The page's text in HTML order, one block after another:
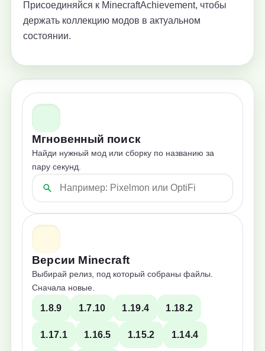
Присоединяйся к MinecraftAchievement, чтобы
держать коллекцию модов в актуальном
состоянии.
Мгновенный поиск
Найди нужный мод или сборку по названию за
пару секунд.
Версии Minecraft
Выбирай релиз, под который собраны файлы.
Сначала новые.
1.8.9 1.7.10 1.19.4 1.18.2
1.17.1 1.16.5 1.15.2 1.14.4